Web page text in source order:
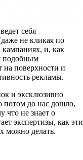
себя
не кликая по
и, как
подобным
на поверхности и
рекламы.
и эксклюзивно
потом до нас дошло,
что не знает о
экспертизы, как эти
можно делать.